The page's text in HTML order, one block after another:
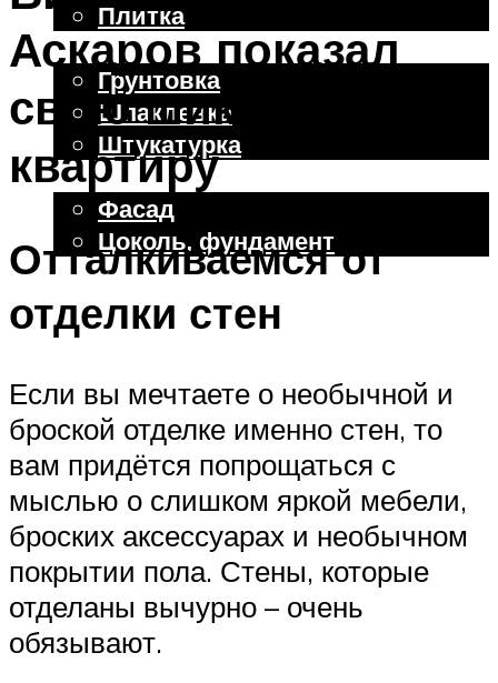
Плитка
Отделочные работы
Грунтовка
Шпаклевка
Штукатурка
Внешняя отделка
Фасад
Цоколь, фундамент
Меню
Аскаров показал
свою шикарную
квартиру
Отталкиваемся от
отделки стен
Если вы мечтаете о необычной и
броской отделке именно стен, то
вам придётся попрощаться с
мыслью о слишком яркой мебели,
броских аксессуарах и необычном
покрытии пола. Стены, которые
отделаны вычурно – очень
обязывают.